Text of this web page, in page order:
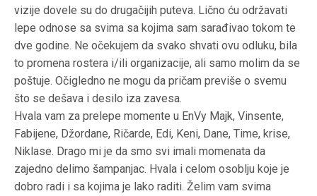
vizije dovele su do drugačijih puteva. Lično ću održavati
lepe odnose sa svima sa kojima sam sarađivao tokom te
dve godine. Ne očekujem da svako shvati ovu odluku, bila
to promena rostera i/ili organizacije, ali samo molim da se
poštuje. Očigledno ne mogu da pričam previše o svemu
što se dešava i desilo iza zavesa.
Hvala vam za prelepe momente u EnVy Majk, Vinsente,
Fabijene, Džordane, Ričarde, Edi, Keni, Dane, Time, krise,
Niklase. Drago mi je da smo svi imali momenata da
zajedno delimo šampanjac. Hvala i celom osoblju koje je
dobro radi i sa kojima je lako raditi. Želim vam svima